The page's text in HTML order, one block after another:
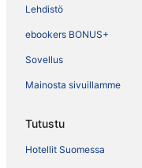
Lehdistö
ebookers BONUS+
Sovellus
Mainosta sivuillamme
Tutustu
Hotellit Suomessa